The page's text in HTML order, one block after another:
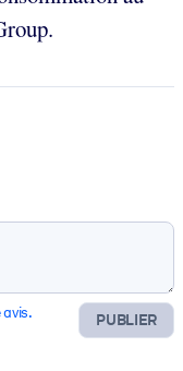
PUBLIER
avis.